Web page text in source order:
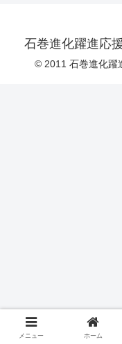
石巻進化躍進応
© 2011 石巻進化躍
メニュー ホーム